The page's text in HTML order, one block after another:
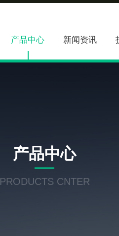
产品中心 新闻资讯
产品中心
PRODUCTS CNTER